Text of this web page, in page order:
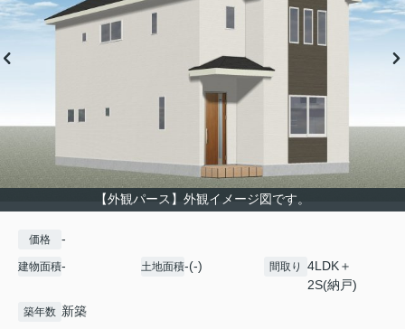
【外観パース】外観イメージ図です。
価格 -
建物面積- 土地面積-(-) 間取り
4LDK＋
2S(納戸)
築年数 新築